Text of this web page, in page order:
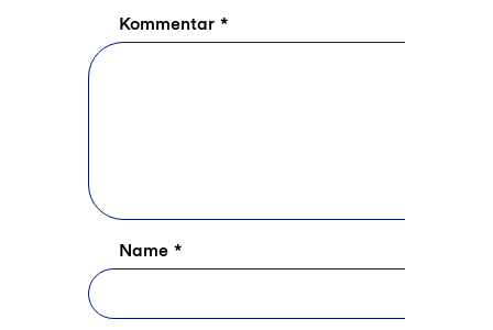
Kommentar *
Name *